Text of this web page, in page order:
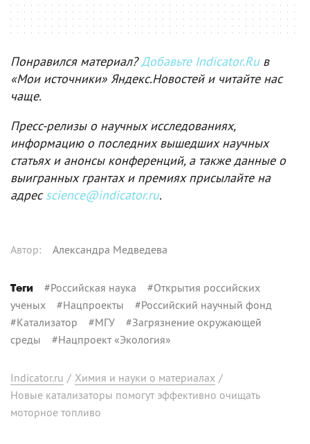
Понравился материал?Добавьте Indicator.Ruв
«Мои источники» Яндекс.Новостей и читайте нас
чаще.
Пресс-релизы о научных исследованиях,
информацию о последних вышедших научных
статьях и анонсы конференций, а также данные о
выигранных грантах и премиях присылайте на
адресscience@indicator.ru.
Автор: Александра Медведева
Теги #Российская наука #Открытия российских
ученых #Нацпроекты #Российский научный фонд
#Катализатор #МГУ #Загрязнение окружающей
среды #Нацпроект «Экология»
Indicator.ru / Химия и науки о материалах /
Новые катализаторы помогут эффективно очищать
моторное топливо